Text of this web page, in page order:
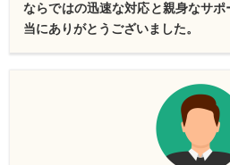
ならではの迅速な対応と親身なサ
当にありがとうございました。